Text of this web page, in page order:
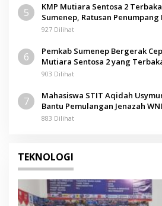
5
KMP Mutiara Sentosa 2
Sumenep, Ratusan Penumpang
927 Dilihat
6
Pemkab Sumenep Bergerak
Mutiara Sentosa 2 yang
903 Dilihat
7
Mahasiswa STIT Aqidah
Bantu Pemulangan Jenazah
883 Dilihat
TEKNOLOGI